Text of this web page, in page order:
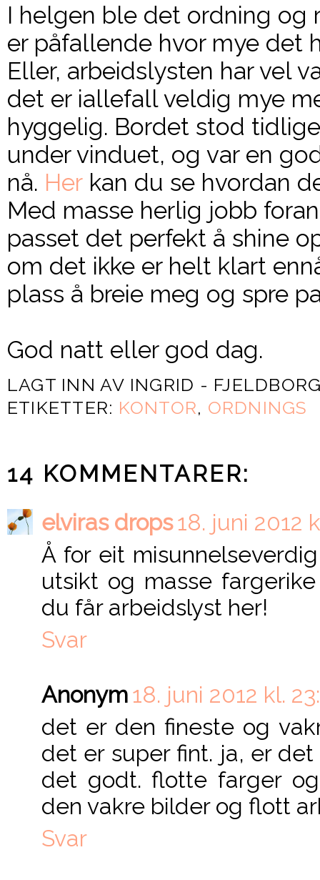
I helgen ble det ordning og
er påfallende hvor mye det
Eller, arbeidslysten har vel
det er iallefall veldig mye
hyggelig. Bordet stod
under vinduet, og var en
nå. Her kan du se hvordan
Med masse herlig jobb
passet det perfekt å shine
om det ikke er helt klart
plass å breie meg og spre
God natt eller god dag.
LAGT INN AV INGRID -
ETIKETTER: KONTOR, ORDNINGS
14 KOMMENTARER:
elviras drops18. juni 2012
Å for eit
utsikt og masse
du får arbeidslyst her!
Svar
Anonym18. juni 2012 kl.
det er den fineste og
det er super fint. ja, er
det godt. flotte farger
den vakre bilder og flott
Svar